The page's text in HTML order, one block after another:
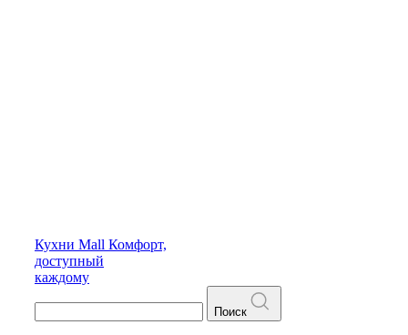
Кухни Mall Комфорт,
доступный
каждому
Поиск